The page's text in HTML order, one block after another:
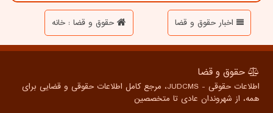
اخبار حقوق و قضا حقوق و قضا : خانه
حقوق و قضا
اطلاعات حقوقی - JUDCMS، مرجع کامل اطلاعات حقوقی و قضایی برای
همه، از شهروندان عادی تا متخصصین